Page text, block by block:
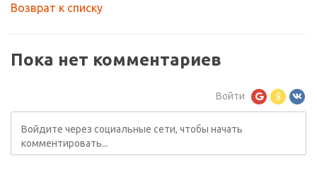
Возврат к списку
Пока нет комментариев
Войти